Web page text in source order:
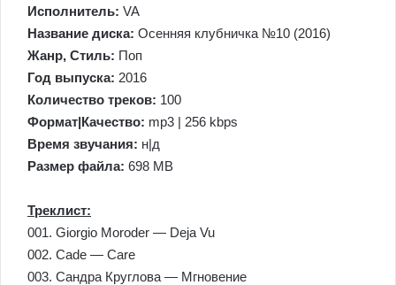
Исполнитель: VA
Название диска: Осенняя клубничка №10 (2016)
Жанр, Стиль: Поп
Год выпуска: 2016
Количество треков: 100
Формат|Качество: mp3 | 256 kbps
Время звучания: н|д
Размер файла: 698 MB
Треклист:
001. Giorgio Moroder — Deja Vu
002. Cade — Care
003. Сандра Круглова — Мгновение